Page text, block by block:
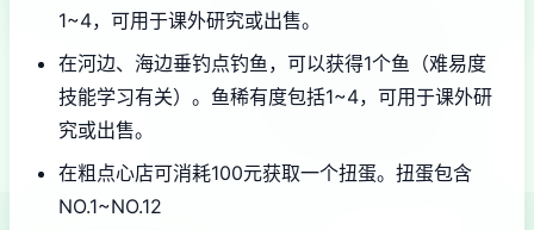
1~4，可用于课外研究或出售。
在河边、海边垂钓点钓鱼，可以获得1个鱼（难易度
技能学习有关）。鱼稀有度包括1~4，可用于课外研
究或出售。
在粗点心店可消耗100元获取一个扭蛋。扭蛋包含
NO.1~NO.12